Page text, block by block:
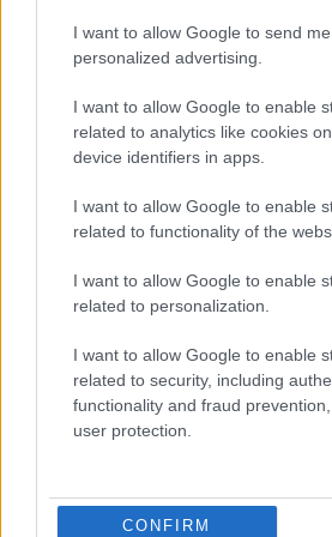
I want to allow Google to send me
personalized advertising.
I want to allow Google to enable
related to analytics like cookies
device identifiers in apps.
I want to allow Google to enable
related to functionality of the
I want to allow Google to enable
related to personalization.
I want to allow Google to enable
related to security, including
functionality and fraud
user protection.
CONFIRM
Ομιλία έδωσε ο Κυριάκος
Συνέδριο της Νέας
ΠΟΛΙΤΙΚΗ
25/04/2016 - 13:41
Δείτε τι έγραψε στο